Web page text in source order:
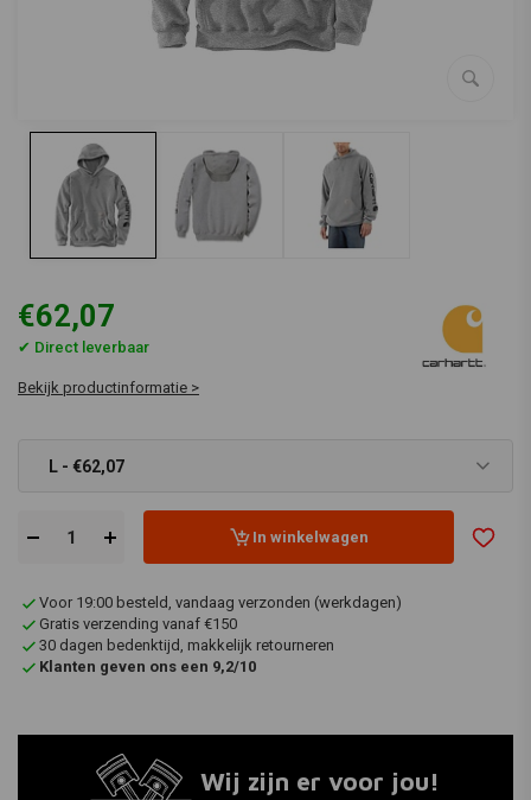
€62,07
✔ Direct leverbaar
Bekijk productinformatie >
L - €62,07
In winkelwagen
Voor 19:00 besteld, vandaag verzonden (werkdagen)
Gratis verzending vanaf €150
30 dagen bedenktijd, makkelijk retourneren
Klanten geven ons een 9,2/10
Wij zijn er voor jou!